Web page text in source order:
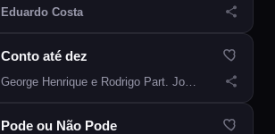
Eduardo Costa
Conto até dez
George Henrique e Rodrigo Part. Jorge e Mateus
Pode ou Não Pode